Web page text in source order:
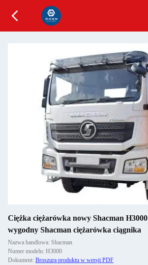
Ciężka ciężarówka nowy Shacman
wygodny Shacman ciężarówka ciągnika
Nazwa handlowa: Shacman
Numer modelu: H3000
Dokument: Broszura produktu w wersji PDF